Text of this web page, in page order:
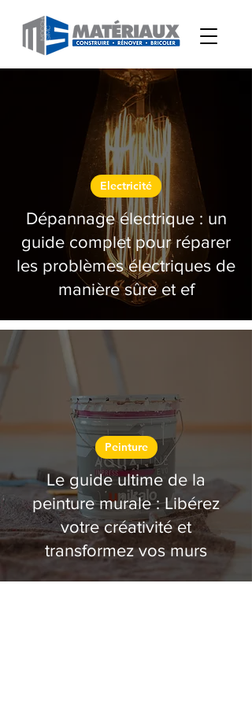
Dépannage électrique : un
guide complet pour réparer
les problèmes électriques de
manière sûre et ef
Electricité
Le guide ultime de la
peinture murale : Libérez
votre créativité et
transformez vos murs
Peinture